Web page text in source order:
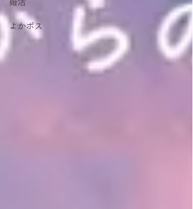
婚活
よかボス